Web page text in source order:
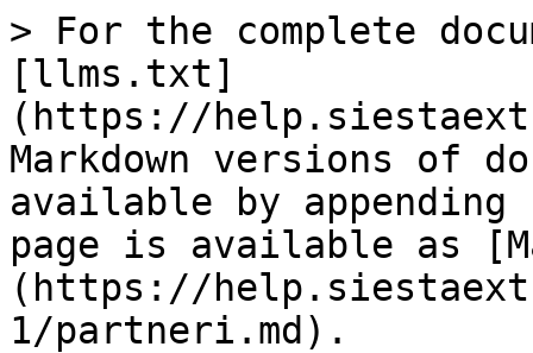
> For the complete
[llms.txt]
(https://
Markdown versions of
available by
page is available as
(https://
1/partneri.md).